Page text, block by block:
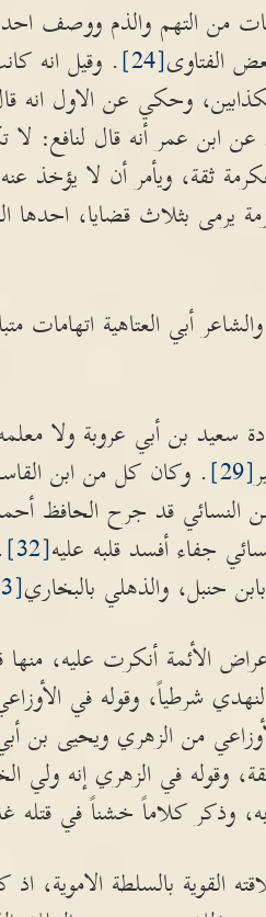
من التهم والذم ووصف
الفتاوى[24]
. وقيل انه
وحكي عن الاول
ابن عمر أنه قال
ثقة، ويأمر أن لا يؤخذ
بثلاث قضايا، احدها
أبي العتاهية اتهامات
بن أبي عروبة ولا
[29]
. وكان كل من ابن
النسائي قد جرح الحافظ
جفاء أفسد قلبه عليه[32]
حنبل، والذهلي بالبخاري[33]
الأئمة أنكرت عليه،
شرطياً، وقوله في
من الزهري ويحيى بن
وقوله في الزهري إنه ولي
وذكر كلاماً خشناً في قتله
القوية بالسلطة الاموية،